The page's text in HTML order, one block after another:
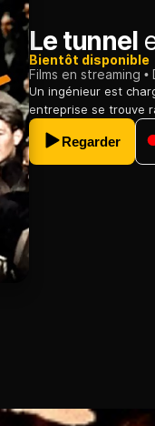
Le tunnel
Bientôt disponible
Films en streaming
Un ingénieur est
entreprise se trouve
Regarder